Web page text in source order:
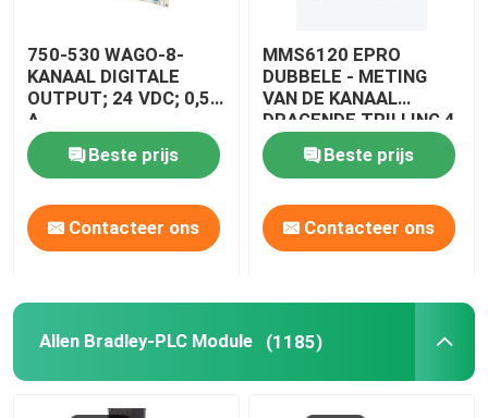
750-530 WAGO-8-
KANAAL DIGITALE
OUTPUT; 24 VDC; 0,5
A
Beste prijs
Contacteer ons
MMS6120 EPRO
DUBBELE - METING
VAN DE KANAAL
DRAGENDE TRILLING 4
- 13HZ
Beste prijs
Contacteer ons
Allen Bradley-PLC Module (1185)